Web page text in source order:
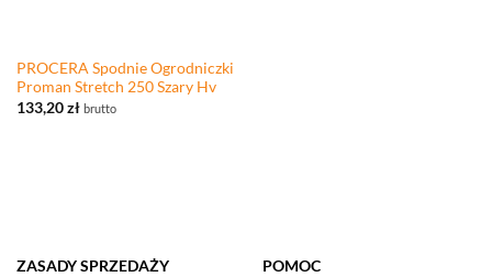
PROCERA Spodnie Ogrodniczki
Proman Stretch 250 Szary Hv
133,20zł brutto
ZASADY SPRZEDAŻY POMOC